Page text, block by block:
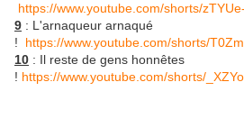
https://www.youtube.com/shorts/
9 : L'arnaqueur arnaqué
! https://www.youtube.com/shorts/
10 : Il reste de gens honnêtes
! https://www.youtube.com/shorts/